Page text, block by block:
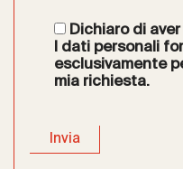
Dichiaro di aver
I dati personali
esclusivamente
mia richiesta.